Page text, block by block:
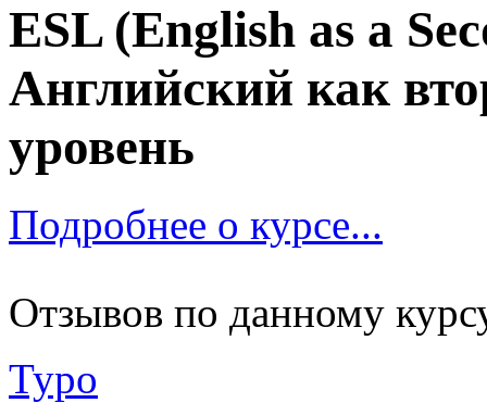
ESL (English as a
Английский как
уровень
Подробнее о курсе...
Отзывов по данному
Туро